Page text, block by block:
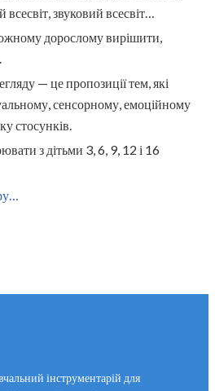
звуковий всесвіт…
дорослому вирішити,
— це пропозиції тем, які
сенсорному, емоційному
стосунків.
з дітьми 3, 6, 9, 12 і 16
інструментарій для